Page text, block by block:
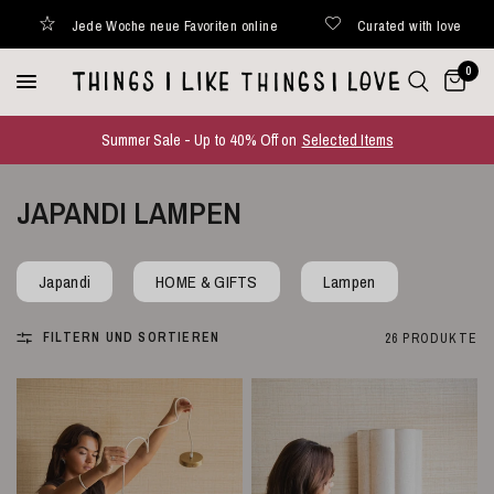
Curated with love Versand innerhalb von 48
0
Summer Sale - Up to 40% Off on Selected Items
JAPANDI LAMPEN
Japandi HOME & GIFTS Lampen
FILTERN UND SORTIEREN 26 PRODUKTE